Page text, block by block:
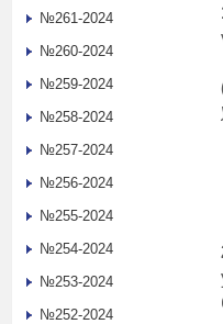
№261-2024
№260-2024
№259-2024
№258-2024
№257-2024
№256-2024
№255-2024
№254-2024
№253-2024
№252-2024